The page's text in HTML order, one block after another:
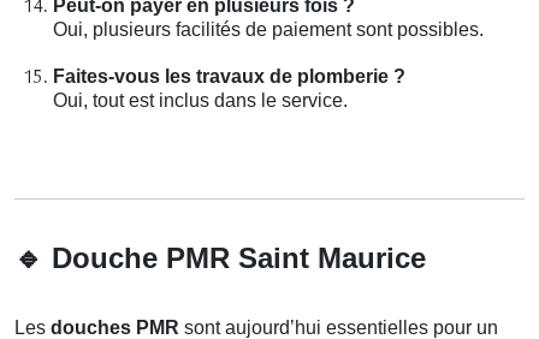
Peut-on payer en plusieurs fois ?
Oui, plusieurs facilités de paiement sont possibles.
Faites-vous les travaux de plomberie ?
Oui, tout est inclus dans le service.
🔹 Douche PMR Saint Maurice
Les douches PMR sont aujourd’hui essentielles pour un